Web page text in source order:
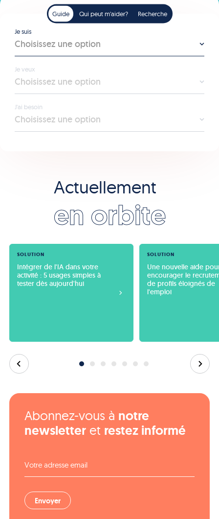
Guide Qui peut m'aider? Recherche
Je suis
Choisissez une option
Je veux
Choisissez une option
J'ai besoin
Choisissez une option
Actuellement
en orbite
SOLUTION
Intégrer de l'IA dans votre
activité : 5 usages simples à
tester dès aujourd'hui
SOLUTION
Une nouvelle aide
encourager le
de profils éloignés de
l'emploi
Abonnez-vous à notre
newsletteret restez informé
Votre adresse email
Envoyer